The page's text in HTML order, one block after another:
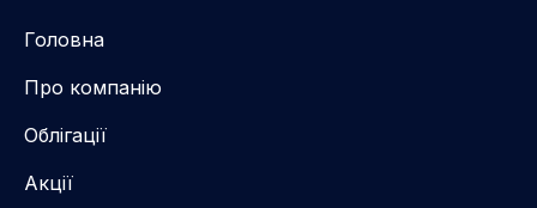
Головна
Про компанію
Облігації
Акції